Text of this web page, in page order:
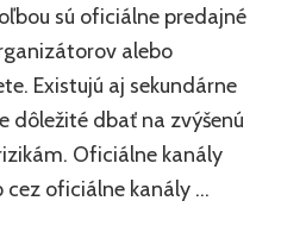
sú oficiálne predajné
alebo
Existujú aj sekundárne
dôležité dbať na zvýšenú
Oficiálne kanály
cez oficiálne kanály …